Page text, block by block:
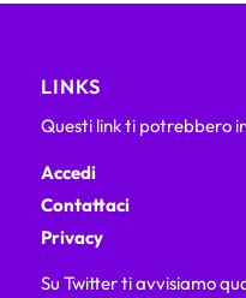
LINKS
Questi link ti potrebbero
Accedi
Contattaci
Privacy
Su Twitter ti avvisiamo